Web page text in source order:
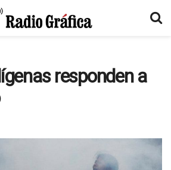
responden a